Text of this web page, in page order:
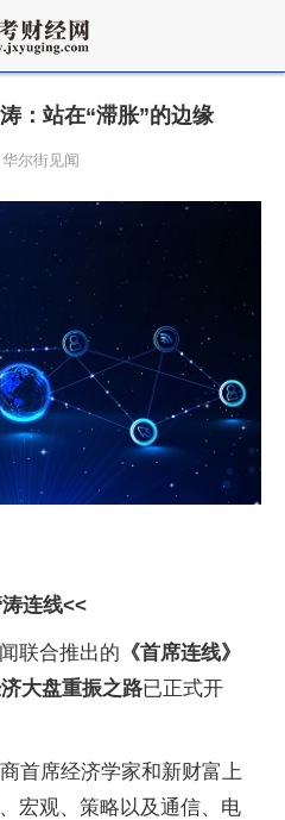
：站在“滞胀”的边缘
尔街见闻
连线<<
联合推出的 《首席连线》
大盘重振之路已正式开
首席经济学家和新财富上
宏观、策略以及通信、电